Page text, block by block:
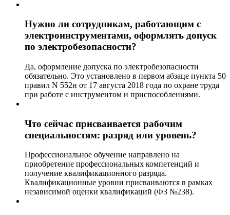
Нужно ли сотрудникам, работающим с
электроинструментами, оформлять допуск
по электробезопасности?
Да, оформление допуска по электробезопасности
обязательно. Это установлено в первом абзаце пункта 50
правил N 552н от 17 августа 2018 года по охране труда
при работе с инструментом и приспособлениями.
Что сейчас присваивается рабочим
специальностям: разряд или уровень?
Профессиональное обучение направлено на
приобретение профессиональных компетенций и
получение квалификационного разряда.
Квалификационные уровни присваиваются в рамках
независимой оценки квалификаций (ФЗ №238).